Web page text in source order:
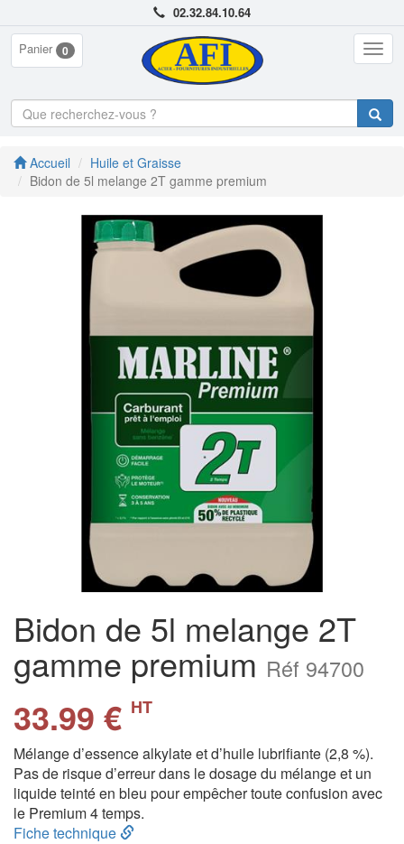
02.32.84.10.64
Panier 0
Accueil
Huile et Graisse
Bidon de 5l melange 2T gamme premium
Bidon de 5l melange 2T
gamme premium Réf 94700
33.99 € HT
Mélange d’essence alkylate et d’huile lubrifiante (2,8 %).
Pas de risque d’erreur dans le dosage du mélange et un
liquide teinté en bleu pour empêcher toute confusion avec
le Premium 4 temps.
Fiche technique